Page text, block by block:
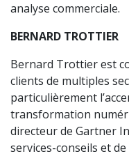
analyse commerciale.
BERNARD TROTTIER
Bernard Trottier est
clients de multiples
particulièrement
transformation
directeur de Gartner
services-conseils et